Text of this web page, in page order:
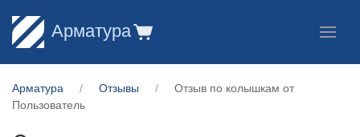
Арматура
Арматура Отзывы
Отзыв по колышкам от
Пользователь